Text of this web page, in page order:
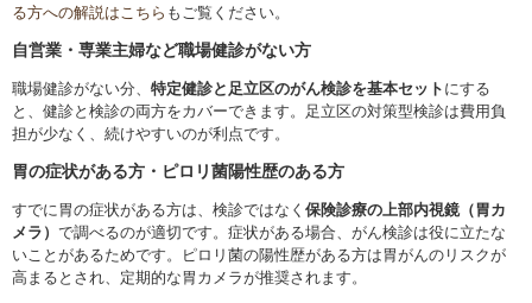
る方への解説はこちら もご覧ください。
自営業・専業主婦など職場健診がない方
職場健診がない分、 特定健診と足立区のがん検診を基本セット にする
と、健診と検診の両方をカバーできます。足立区の対策型検診は費用負
担が少なく、続けやすいのが利点です。
胃の症状がある方・ピロリ菌陽性歴のある方
すでに胃の症状がある方は、検診ではなく 保険診療の上部内視鏡（胃カ
メラ） で調べるのが適切です。症状がある場合、がん検診は役に立たな
いことがあるためです。ピロリ菌の陽性歴がある方は胃がんのリスクが
高まるとされ、定期的な胃カメラが推奨されます。